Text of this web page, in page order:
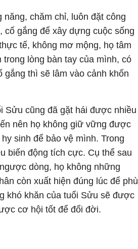
chăm chỉ, luôn đặt công
gắng để xây dựng cuộc sống
tế, không mơ mộng, họ tâm
lòng bàn tay của mình, có
thì sẽ lâm vào cảnh khốn
Sửu cũng đã gặt hái được nhiều
nên họ không giữ vững được
sinh để bảo vệ mình. Trong
biến động tích cực. Cụ thể sau
dòng, họ không những
còn xuất hiện đúng lúc để phù
khó khăn của tuổi Sửu sẽ được
cơ hội tốt để đổi đời.